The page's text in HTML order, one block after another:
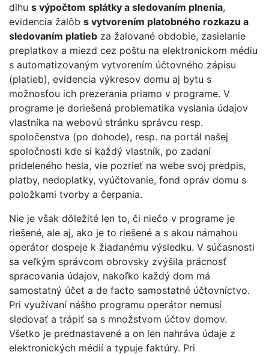
dlhu s výpočtom splátky a sledovaním plnenia,
evidencia žalôb s vytvorením platobného rozkazu a
sledovaním platieb za žalované obdobie, zasielanie
preplatkov a miezd cez poštu na elektronickom médiu
s automatizovaným vytvorením účtovného zápisu
(platieb), evidencia výkresov domu aj bytu s
možnosťou ich prezerania priamo v programe. V
programe je doriešená problematika vyslania údajov
vlastníka na webovú stránku správcu resp.
spoločenstva (po dohode), resp. na portál našej
spoločnosti kde si každý vlastník, po zadaní
prideleného hesla, vie pozrieť na webe svoj predpis,
platby, nedoplatky, vyúčtovanie, fond opráv domu s
položkami tvorby a čerpania.
Nie je však dôležité len to, či niečo v programe je
riešené, ale aj, ako je to riešené a s akou námahou
operátor dospeje k žiadanému výsledku. V súčasnosti
sa veľkým správcom obrovsky zvýšila prácnosť
spracovania údajov, nakoľko každý dom má
samostatný účet a de facto samostatné účtovníctvo.
Pri využívaní nášho programu operátor nemusí
sledovať a trápiť sa s množstvom účtov domov.
Všetko je prednastavené a on len nahráva údaje z
elektronických médií a typuje faktúry. Pri